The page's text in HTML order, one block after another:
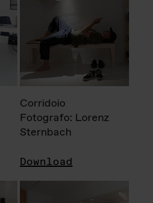
Corridoio
Fotografo: Lorenz
Sternbach
Download